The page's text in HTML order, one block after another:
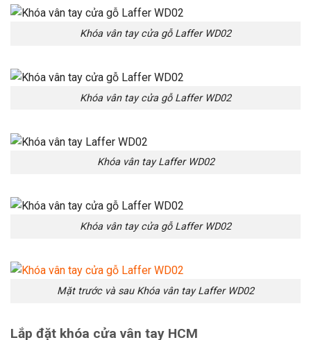
Khóa vân tay cửa gỗ Laffer WD02
Khóa vân tay cửa gỗ Laffer WD02
Khóa vân tay Laffer WD02
Khóa vân tay cửa gỗ Laffer WD02
Mặt trước và sau Khóa vân tay Laffer WD02
Lắp đặt khóa cửa vân tay HCM